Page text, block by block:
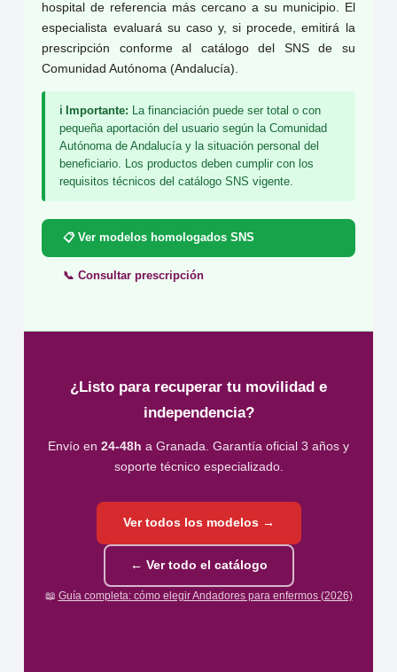
hospital de referencia más cercano a su municipio. El
especialista evaluará su caso y, si procede, emitirá la
prescripción conforme al catálogo del SNS de su
Comunidad Autónoma (Andalucía).
ℹ️ Importante: La financiación puede ser total o con
pequeña aportación del usuario según la Comunidad
Autónoma de Andalucía y la situación personal del
beneficiario. Los productos deben cumplir con los
requisitos técnicos del catálogo SNS vigente.
📋 Ver modelos homologados SNS
📞 Consultar prescripción
¿Listo para recuperar tu movilidad e
independencia?
Envío en 24-48h a Granada. Garantía oficial 3 años y
soporte técnico especializado.
Ver todos los modelos →
← Ver todo el catálogo
📖 Guía completa: cómo elegir Andadores para enfermos (2026)